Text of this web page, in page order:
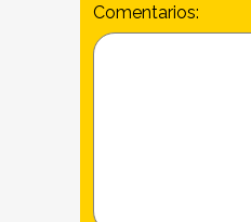
Comentarios: